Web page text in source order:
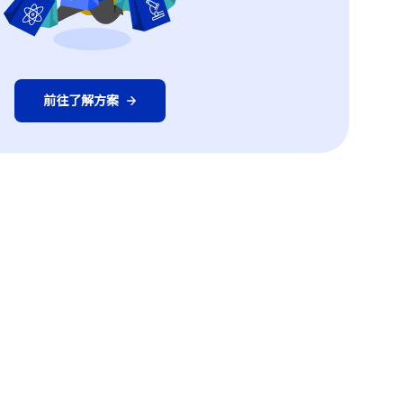
前往了解方案